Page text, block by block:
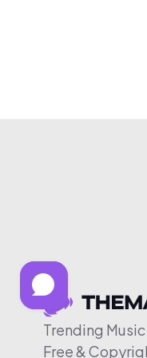
Trending
Free &